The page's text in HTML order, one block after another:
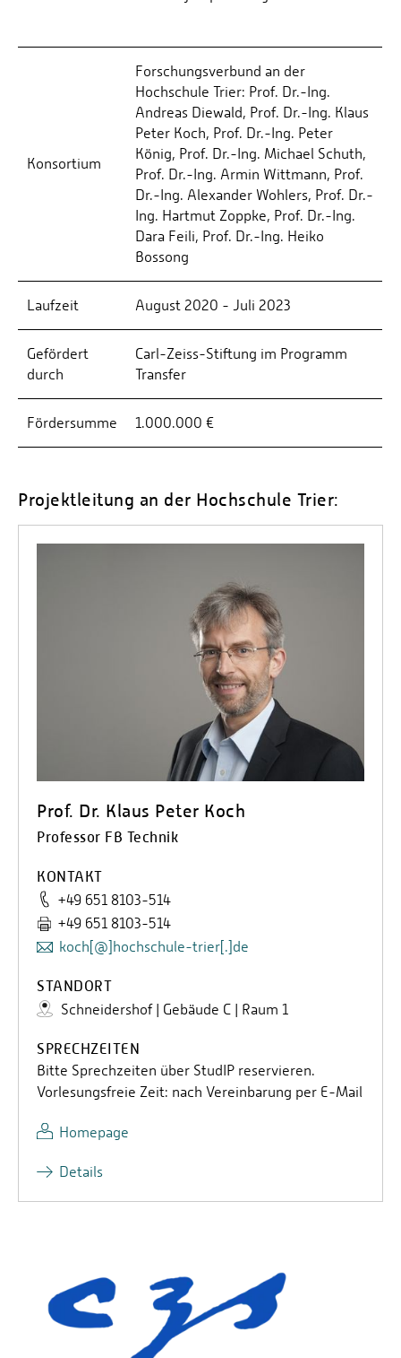
Konsortium
Forschungsverbund an der
Hochschule Trier: Prof. Dr.-Ing.
Andreas Diewald, Prof. Dr.-Ing. Klaus
Peter Koch, Prof. Dr.-Ing. Peter
König, Prof. Dr.-Ing. Michael Schuth,
Prof. Dr.-Ing. Armin Wittmann, Prof.
Dr.-Ing. Alexander Wohlers, Prof. Dr.-
Ing. Hartmut Zoppke, Prof. Dr.-Ing.
Dara Feili, Prof. Dr.-Ing. Heiko
Bossong
Laufzeit August 2020 - Juli 2023
Gefördert
durch
Carl-Zeiss-Stiftung im Programm
Transfer
Fördersumme 1.000.000 €
Projektleitung an der Hochschule Trier:
Prof. Dr. Klaus Peter Koch
Professor FB Technik
KONTAKT
+49 651 8103-514
+49 651 8103-514
koch[@]hochschule-trier[.]de
STANDORT
Schneidershof | Gebäude C | Raum 1
SPRECHZEITEN
Bitte Sprechzeiten über StudIP reservieren.
Vorlesungsfreie Zeit: nach Vereinbarung per E-Mail
Homepage
Details